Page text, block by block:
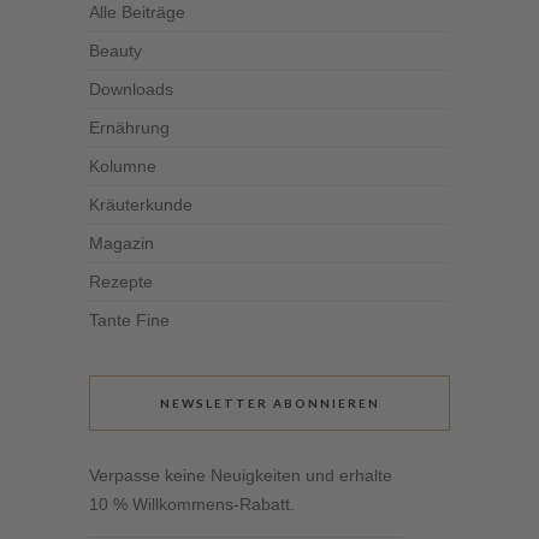
Alle Beiträge
Beauty
Downloads
Ernährung
Kolumne
Kräuterkunde
Magazin
Rezepte
Tante Fine
NEWSLETTER ABONNIEREN
Verpasse keine Neuigkeiten und erhalte
10 % Willkommens-Rabatt.